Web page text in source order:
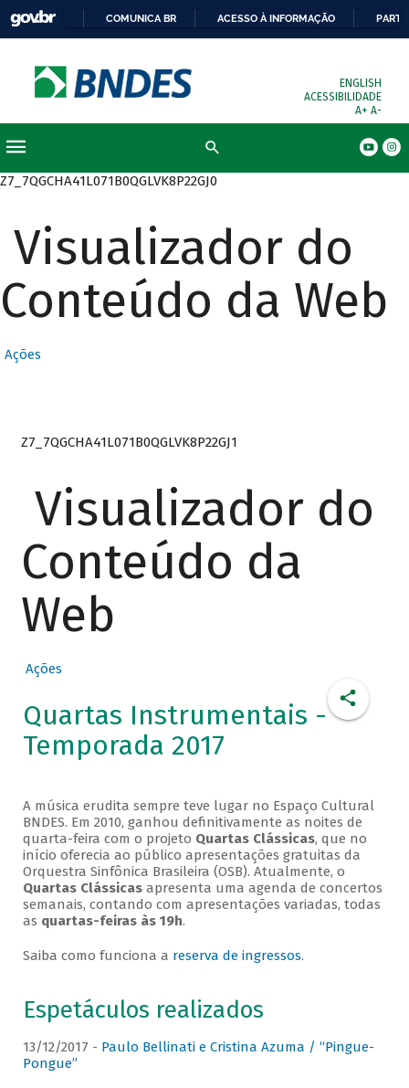
COMUNICA BR ACESSO À INFORMAÇÃO
ENGLISH
ACESSIBILIDADE
A+ A-
Z7_7QGCHA41L071B0QGLVK8P22GJ0
Visualizador do
Conteúdo da Web
Ações
Z7_7QGCHA41L071B0QGLVK8P22GJ1
Visualizador do
Conteúdo da
Web
Ações
Quartas Instrumentais -
Temporada 2017
A música erudita sempre teve lugar no Espaço Cultural
BNDES. Em 2010, ganhou definitivamente as noites de
quarta-feira com o projeto Quartas Clássicas, que no
início oferecia ao público apresentações gratuitas da
Orquestra Sinfônica Brasileira (OSB). Atualmente, o
Quartas Clássicasapresenta uma agenda de concertos
semanais, contando com apresentações variadas, todas
as quartas-feiras às 19h.
Saiba como funciona a reserva de ingressos.
Espetáculos realizados
13/12/2017 - Paulo Bellinati e Cristina Azuma / “Pingue-
Pongue”